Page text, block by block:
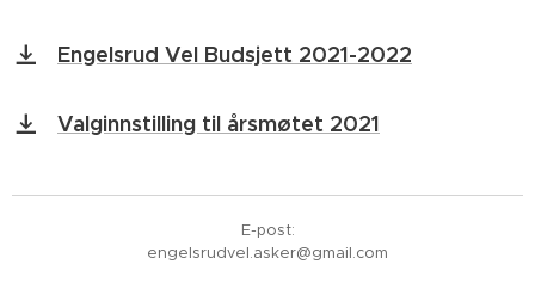
Engelsrud Vel Budsjett 2021-2022
Valginnstilling til årsmøtet 2021
E-post:
engelsrudvel.asker@gmail.com